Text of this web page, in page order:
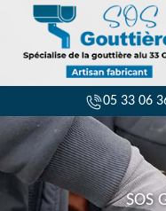
05 33 06
SOS